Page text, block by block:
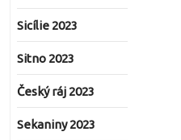
Sicílie 2023
Sitno 2023
Český ráj 2023
Sekaniny 2023